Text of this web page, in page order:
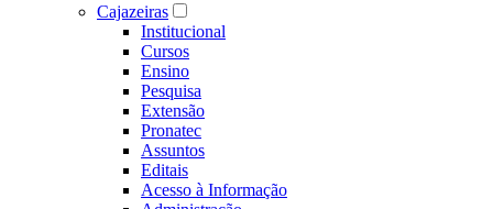
Cajazeiras
Institucional
Cursos
Ensino
Pesquisa
Extensão
Pronatec
Assuntos
Editais
Acesso à Informação